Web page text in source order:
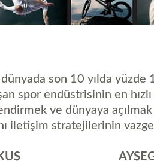
son 10 yılda yüzde
spor endüstrisinin en
ve dünyaya
iletişim stratejilerinin
AYŞEGÜL